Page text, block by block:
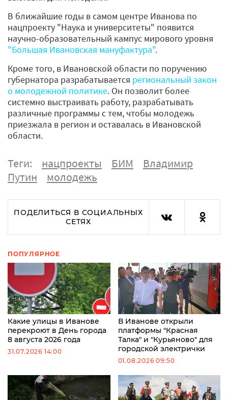
В ближайшие годы в самом центре Иванова по
нацпроекту "Наука и университеты" появится
научно-образовательный кампус мирового уровня
"Большая Ивановская мануфактура".
Кроме того, в Ивановской области по поручению
губернатора разрабатывается региональный закон
о молодежной политике. Он позволит более
системно выстраивать работу, разрабатывать
различные программы с тем, чтобы молодежь
приезжала в регион и оставалась в Ивановской
области.
Теги: нацпроекты БИМ
Владимир
Путин
молодежь
ПОДЕЛИТЬСЯ В СОЦИАЛЬНЫХ
СЕТЯХ
ПОПУЛЯРНОЕ
Какие улицы в Иванове
перекроют в День города
8 августа 2026 года
31.07.2026 14:00
В Иванове открыли
платформы "Красная
Талка" и "Курьяново" для
городской электрички
01.08.2026 09:50